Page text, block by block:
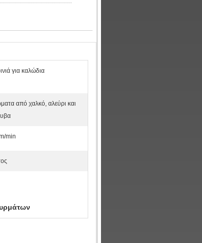
για καλώδια
από χαλκό, αλεύρι και
min